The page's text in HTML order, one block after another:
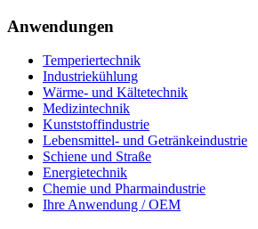
Anwendungen
Temperiertechnik
Industriekühlung
Wärme- und Kältetechnik
Medizintechnik
Kunststoffindustrie
Lebensmittel- und Getränkeindustrie
Schiene und Straße
Energietechnik
Chemie und Pharmaindustrie
Ihre Anwendung / OEM